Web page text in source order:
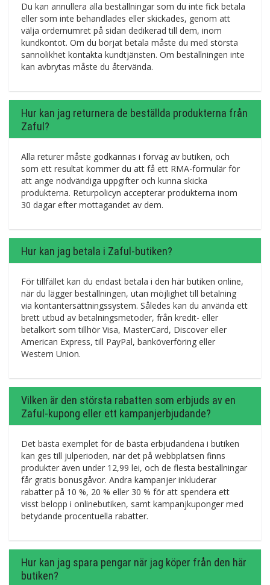
Du kan annullera alla beställningar som du inte fick betala
eller som inte behandlades eller skickades, genom att
välja ordernumret på sidan dedikerad till dem, inom
kundkontot. Om du börjat betala måste du med största
sannolikhet kontakta kundtjänsten. Om beställningen inte
kan avbrytas måste du återvända.
Hur kan jag returnera de beställda produkterna från
Zaful?
Alla returer måste godkännas i förväg av butiken, och
som ett resultat kommer du att få ett RMA-formulär för
att ange nödvändiga uppgifter och kunna skicka
produkterna. Returpolicyn accepterar produkterna inom
30 dagar efter mottagandet av dem.
Hur kan jag betala i Zaful-butiken?
För tillfället kan du endast betala i den här butiken online,
när du lägger beställningen, utan möjlighet till betalning
via kontantersättningssystem. Således kan du använda ett
brett utbud av betalningsmetoder, från kredit- eller
betalkort som tillhör Visa, MasterCard, Discover eller
American Express, till PayPal, banköverföring eller
Western Union.
Vilken är den största rabatten som erbjuds av en
Zaful-kupong eller ett kampanjerbjudande?
Det bästa exemplet för de bästa erbjudandena i butiken
kan ges till julperioden, när det på webbplatsen finns
produkter även under 12,99 lei, och de flesta beställningar
får gratis bonusgåvor. Andra kampanjer inkluderar
rabatter på 10 %, 20 % eller 30 % för att spendera ett
visst belopp i onlinebutiken, samt kampanjkuponger med
betydande procentuella rabatter.
Hur kan jag spara pengar när jag köper från den här
butiken?